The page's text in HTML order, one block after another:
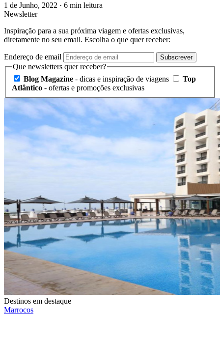
1 de Junho, 2022 · 6 min leitura
Newsletter
Inspiração para a sua próxima viagem e ofertas exclusivas,
diretamente no seu email. Escolha o que quer receber:
Endereço de email Subscrever
Que newsletters quer receber?
Blog Magazine - dicas e inspiração de viagens
Top
Atlântico - ofertas e promoções exclusivas
Destinos em destaque
Marrocos